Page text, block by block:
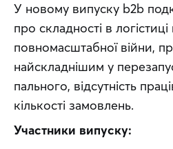
У новому випуску b2b
про складності в логістиці
повномасштабної війни,
найскладнішим у
пального, відсутність
кількості замовлень.
Участники випуску: